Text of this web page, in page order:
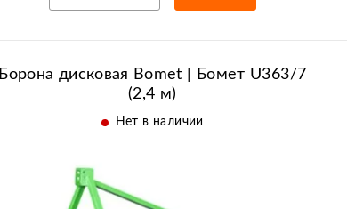
Борона дисковая Bomet | Бомет U363/7
(2,4 м)
Нет в наличии